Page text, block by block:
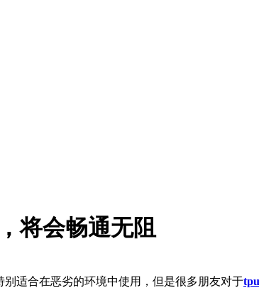
将会畅通无阻
适合在恶劣的环境中使用，但是很多朋友对于